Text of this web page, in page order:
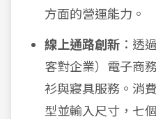
方面的營運能力。
線上通路創新 ：透過
客對企業）電子商
衫與寢具服務。消
型並輸入尺寸，七